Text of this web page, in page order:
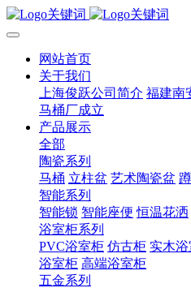
网站首页
关于我们
上海俊跃公司简介 福建南
马桶厂成立
产品展示
全部
陶瓷系列
马桶 立柱盆 艺术陶瓷盆
智能系列
智能锁 智能座便 恒温花洒
浴室柜系列
PVC浴室柜 仿古柜 实木
浴室柜 高端浴室柜
五金系列